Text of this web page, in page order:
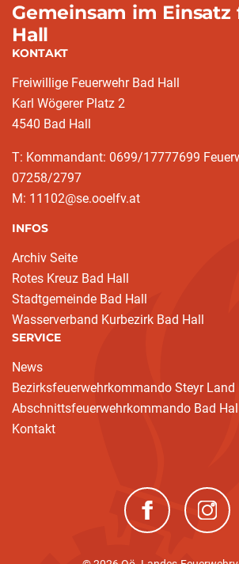
Gemeinsam im Einsatz
Hall
KONTAKT
Freiwillige Feuerwehr Bad Hall
Karl Wögerer Platz 2
4540 Bad Hall
T: Kommandant: 0699/17777699
07258/2797
M: 11102@se.ooelfv.at
INFOS
Archiv Seite
Rotes Kreuz Bad Hall
Stadtgemeinde Bad Hall
Wasserverband Kurbezirk Bad Hall
SERVICE
News
Bezirksfeuerwehrkommando Steyr Land
Abschnittsfeuerwehrkommando Bad Hall
Kontakt
(neues Fenster)